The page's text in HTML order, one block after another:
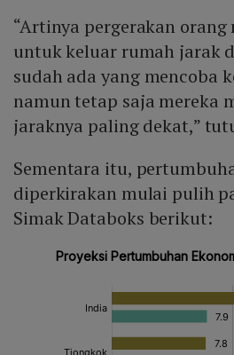
“Artinya pergerakan
untuk keluar rumah jarak
sudah ada yang mencoba
namun tetap saja mereka
jaraknya paling dekat,”
Sementara itu,
diperkirakan mulai pulih
Simak Databoks berikut: